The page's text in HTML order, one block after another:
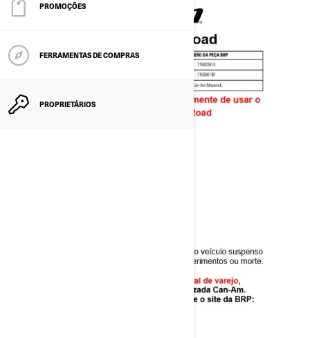
PROMOÇÕES
FERRAMENTAS DE COMPRAS
PROPRIETÁRIOS